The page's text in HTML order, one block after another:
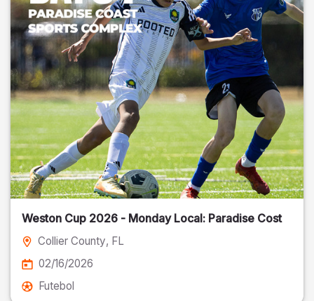
Weston Cup 2026 - Monday Local: Paradise Cost
Collier County, FL
02/16/2026
Futebol